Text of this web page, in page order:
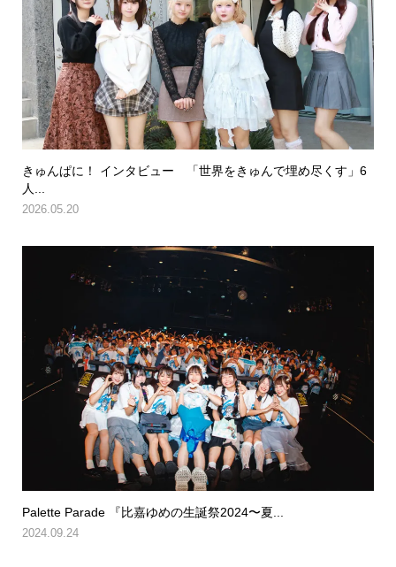
きゅんぱに！ インタビュー 「世界をきゅんで埋め尽くす」6
人...
2026.05.20
Palette Parade 『比嘉ゆめの生誕祭2024〜夏...
2024.09.24